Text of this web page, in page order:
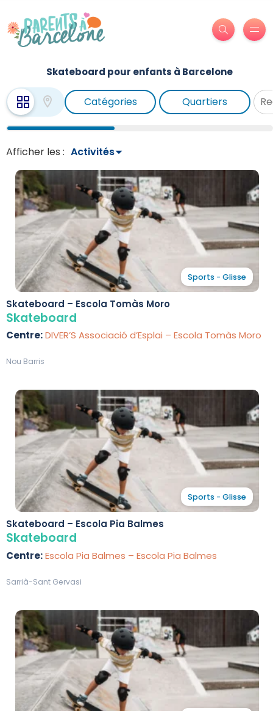
Skateboard pour enfants à Barcelone
Catégories Quartiers
Afficher les :
Sports - Glisse
Skateboard – Escola Tomàs Moro
Skateboard
Centre:DIVER’S Associació d’Esplai – Escola Tomàs Moro
Nou Barris
Sports - Glisse
Skateboard – Escola Pia Balmes
Skateboard
Centre:Escola Pia Balmes – Escola Pia Balmes
Sarrià-Sant Gervasi